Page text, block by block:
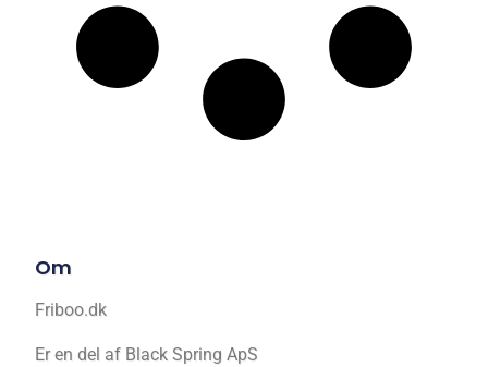
Om
Friboo.dk
Er en del af Black Spring ApS